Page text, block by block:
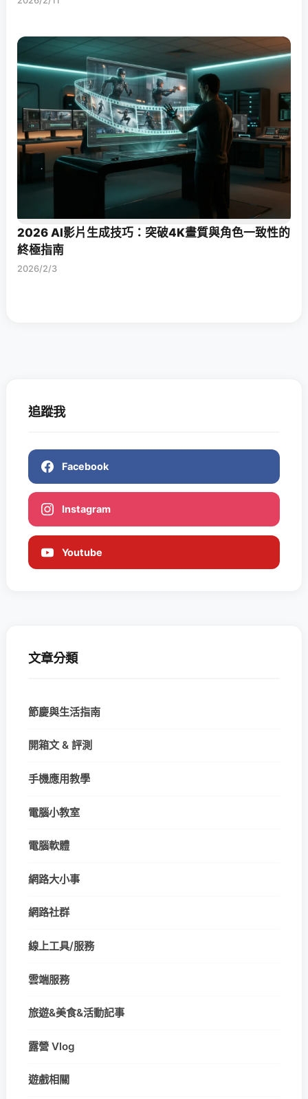
2026 AI影片生成技巧：突破4K畫質與角色一致性的
終極指南
2026/2/3
追蹤我
Facebook
Instagram
Youtube
文章分類
節慶與生活指南
開箱文 & 評測
手機應用教學
電腦小教室
電腦軟體
網路大小事
網路社群
線上工具/服務
雲端服務
旅遊&美食&活動記事
露營 Vlog
遊戲相關